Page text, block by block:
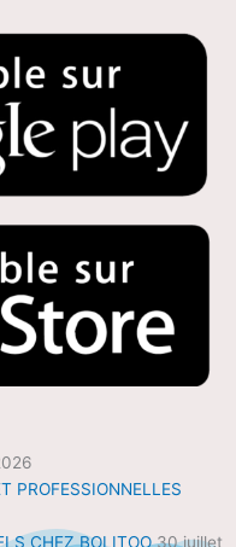
PROFESSIONNELLES
CHEZ BOLITOO 30 juillet